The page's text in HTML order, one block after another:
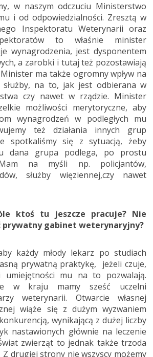
w naszym odczuciu Ministerstwo
i od odpowiedzialności. Zresztą w
Inspektoratu Weterynarii oraz
to właśnie minister
wynagrodzenia, jest dysponentem
a zarobki i tutaj też pozostawiają
ma także ogromny wpływ na
służby, na to, jak jest odbierana w
czy nawet w rządzie. Minister
możliwości merytoryczne, aby
wynagrodzeń w podległych mu
też działania innych grup
spotkaliśmy się z sytuacją, żeby
dana grupa podlega, po prostu
na myśli np. policjantów,
służby więziennej,czy nawet
ktoś tu jeszcze pracuje? Nie
prywatny gabinet weterynaryjny?
każdy młody lekarz po studiach
prywatną praktykę, jeżeli czuje,
mu na to pozwalają.
w kraju mamy sześć uczelni
weterynarii. Otwarcie własnej
wiąże się z dużym wyzwaniem
wynikającą z dużej liczby
nastawionych głównie na leczenie
zwierząt to jednak także trzoda
Z drugiej strony nie wszyscy możemy